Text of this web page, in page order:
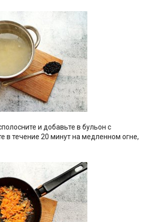
и добавьте в бульон с
в течение 20 минут на медленном огне,